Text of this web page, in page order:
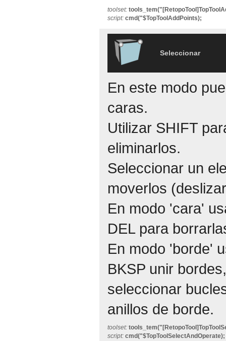
toolset:
script: cmd("$TopToolAddPoints);
Seleccionar
En este modo
caras.
Utilizar SHIFT
eliminarlos.
Seleccionar un
moverlos
En modo 'cara'
DEL para
En modo 'borde'
BKSP unir
seleccionar
anillos de borde.
toolset:
script: cmd("$TopToolSelectAndOperate);